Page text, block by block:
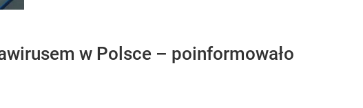
w Polsce – poinformowało